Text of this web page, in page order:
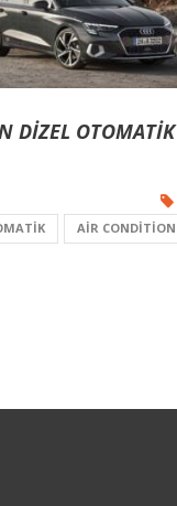
DİZEL OTOMATİK
AIR CONDITION